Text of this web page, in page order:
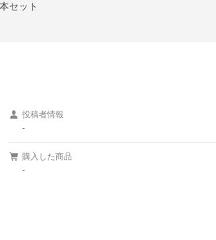
セット
投稿者情報
-
購入した商品
-